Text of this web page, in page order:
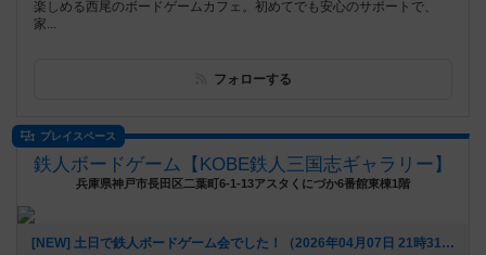
楽しめる西尾のボードゲームカフェ。初めてでも安心のサポートで、
家...
フォローする
プレイスペース
鉄人ボードゲーム【KOBE鉄人三国志ギャラリー】
兵庫県神戸市長田区二葉町6-1-13アスタくにづか6番館東棟1階
[NEW] 土日で鉄人ボードゲーム会でした！（2026年04月07日 21時31分）